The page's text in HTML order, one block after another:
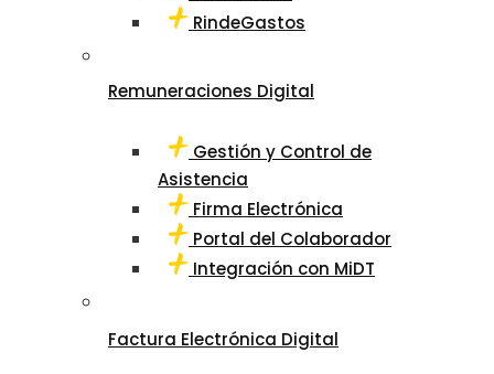
RindeGastos
Remuneraciones Digital
Gestión y Control de
Asistencia
Firma Electrónica
Portal del Colaborador
Integración con MiDT
Factura Electrónica Digital